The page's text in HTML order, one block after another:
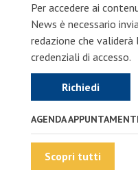
Per accedere ai
News è necessario
redazione che
credenziali di accesso.
Richiedi
AGENDA APPUNTAMENTI
Scopri tutti